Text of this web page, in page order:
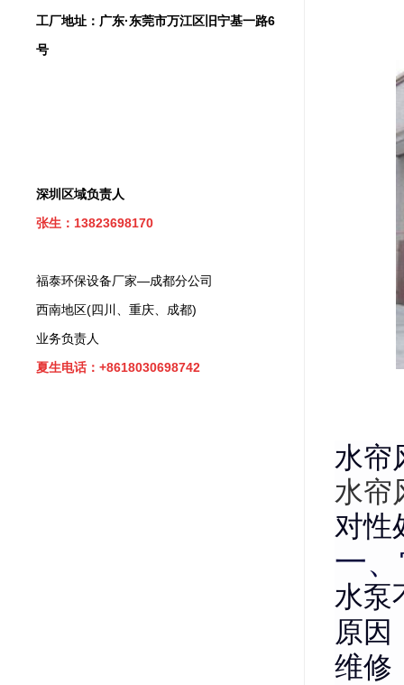
水帘
水帘
对性
一
水泵
原因
维修
工厂地址：广东·东莞市万江区旧宁基一路6
号
深圳区域负责人
张生：13823698170
福泰环保设备厂家—成都分公司
西南地区(四川、重庆、成都)
业务负责人
夏生电话：+8618030698742